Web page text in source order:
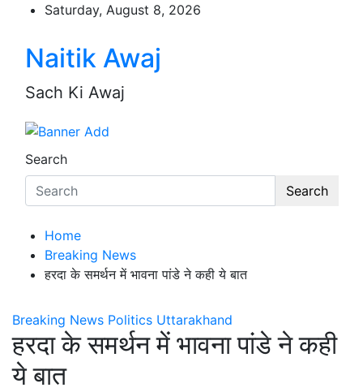
content
Saturday, August 8, 2026
Naitik Awaj
Sach Ki Awaj
Search
Search
Home
Breaking News
हरदा के समर्थन में भावना पांडे ने कही ये बात
Breaking News Politics Uttarakhand
हरदा के समर्थन में भावना पांडे ने कही
ये बात